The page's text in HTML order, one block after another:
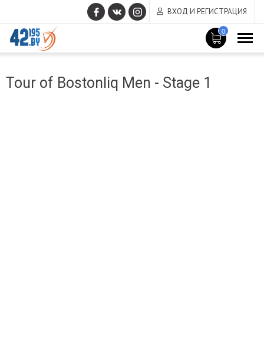
ВХОД И РЕГИСТРАЦИЯ
0
MAIN
CONTENT
14,
Tour of Bostonliq Men - Stage 1